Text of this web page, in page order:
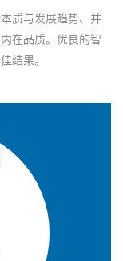
质与发展趋势、并
在品质。优良的智
结果。